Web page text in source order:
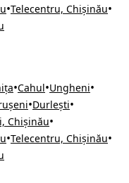
•Telecentru, Chișinău•
•Cahul•Ungheni•
•Durlești•
Chișinău•
•Telecentru, Chișinău•